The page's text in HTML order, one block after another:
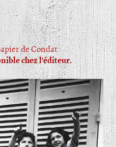
de Condat
chez l'éditeur.